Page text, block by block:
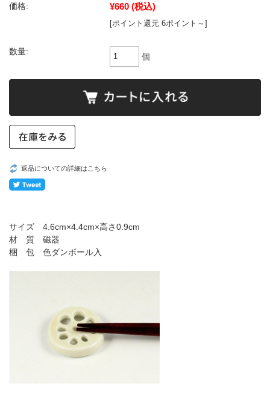
価格: ¥660 (税込)
[ポイント還元 6ポイント～]
数量:
個
返品についての詳細はこちら
サイズ 4.6cm×4.4cm×高さ0.9cm
材 質 磁器
梱 包 色ダンボール入